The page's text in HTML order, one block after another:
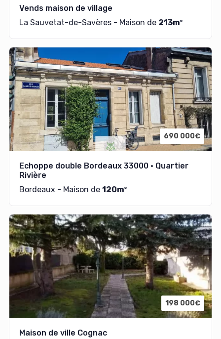
Vends maison de village
La Sauvetat-de-Savères - Maison de 213m²
690 000€
Echoppe double Bordeaux 33000 · Quartier
Rivière
Bordeaux - Maison de 120m²
198 000€
Maison de ville Cognac